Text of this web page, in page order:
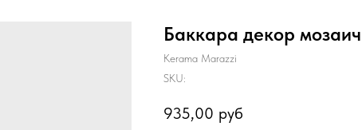
Баккара декор
Kerama Marazzi
SKU:
935,00 руб